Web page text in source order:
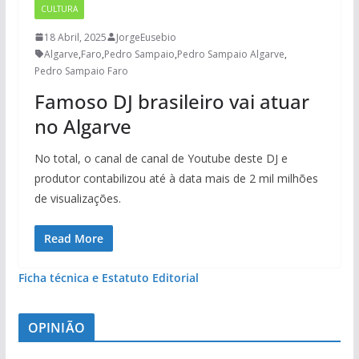
CULTURA
18 Abril, 2025
JorgeEusebio
Algarve,Faro,Pedro Sampaio,Pedro Sampaio Algarve,
Pedro Sampaio Faro
Famoso DJ brasileiro vai atuar
no Algarve
No total, o canal de canal de Youtube deste DJ e
produtor contabilizou até à data mais de 2 mil milhões
de visualizações.
Read More
Ficha técnica e Estatuto Editorial
OPINIÃO